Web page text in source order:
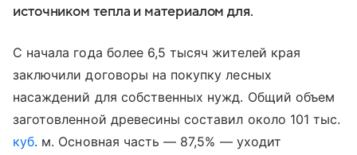
источником тепла и материалом для.
С начала года более 6,5 тысяч жителей края
заключили договоры на покупку лесных
насаждений для собственных нужд. Общий объем
заготовленной древесины составил около 101 тыс.
куб. м. Основная часть — 87,5% — уходит